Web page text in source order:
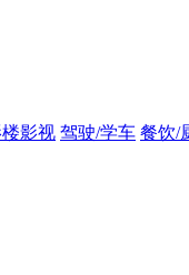
影视 驾驶/学车 餐饮/